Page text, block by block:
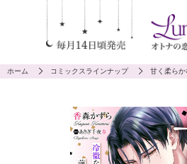
ホーム コミックスラインナップ 甘く柔ら